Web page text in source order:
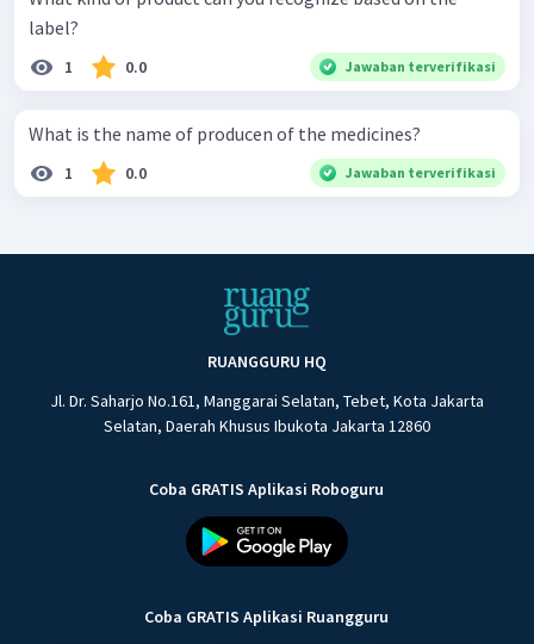
label?
1 0.0 Jawaban terverifikasi
What is the name of producen of the medicines?
1 0.0 Jawaban terverifikasi
RUANGGURU HQ
Jl. Dr. Saharjo No.161, Manggarai Selatan, Tebet, Kota Jakarta
Selatan, Daerah Khusus Ibukota Jakarta 12860
Coba GRATIS Aplikasi Roboguru
Coba GRATIS Aplikasi Ruangguru